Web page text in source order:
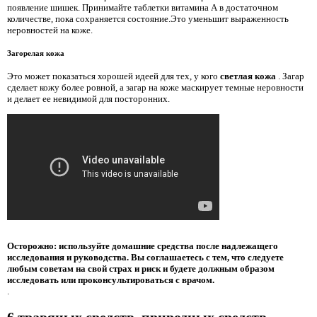
появление шишек. Принимайте таблетки витамина А в достаточном
количестве, пока сохраняется состояние.Это уменьшит выраженность
неровностей на коже.
Загорелая кожа
Это может показаться хорошей идеей для тех, у кого светлая кожа
. Загар
сделает кожу более ровной, а загар на коже маскирует темные неровности
и делает ее невидимой для посторонних.
Осторожно: используйте домашние средства после надлежащего
исследования и руководства. Вы соглашаетесь с тем, что следуете
любым советам на свой страх и риск и будете должным образом
исследовать или проконсультироваться с врачом.
.